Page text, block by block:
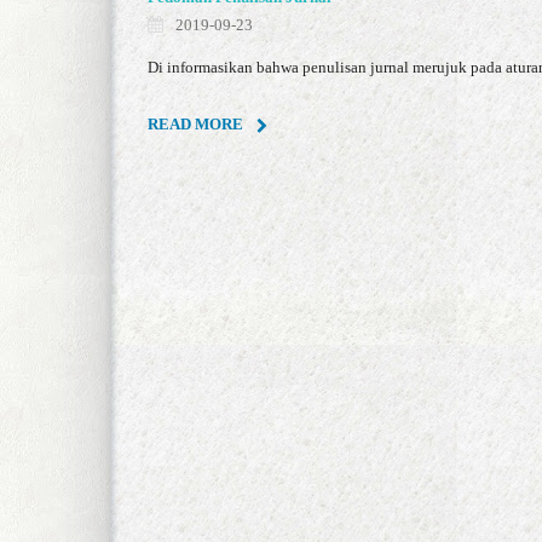
2019-09-23
Di informasikan bahwa penulisan jurnal merujuk pada
READ MORE